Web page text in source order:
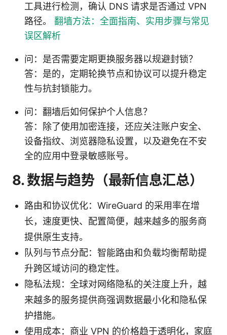
工具进行检测，确认 DNS 请求是否通过 VPN
路径。 翻墙方法：全面指南、实用步骤与常见
误区解析
问：是否需要定期更换服务器以规避封锁？
答：是的，定期轮换节点和协议可以提升稳定
性与抗封锁能力。
问：翻墙后如何保护个人信息？
答：除了使用加密连接，还应关注账户安全、
设备指纹、浏览器隐私设置，以及避免在不安
全的应用中登录敏感账号。
8. 数据与趋势（最新信息汇总）
路由和协议优化：WireGuard 的采用率在增
长，速度更快、配置简便，越来越多的服务商
提供原生支持。
队列与节点分配：智能路由和负载均衡帮助提
升跨区域访问的稳定性。
隐私法规：全球对网络隐私的关注度上升，越
来越多的服务提供商强调数据最小化和隐私保
护措施。
使用成本：商业 VPN 的价格趋于透明化，家庭